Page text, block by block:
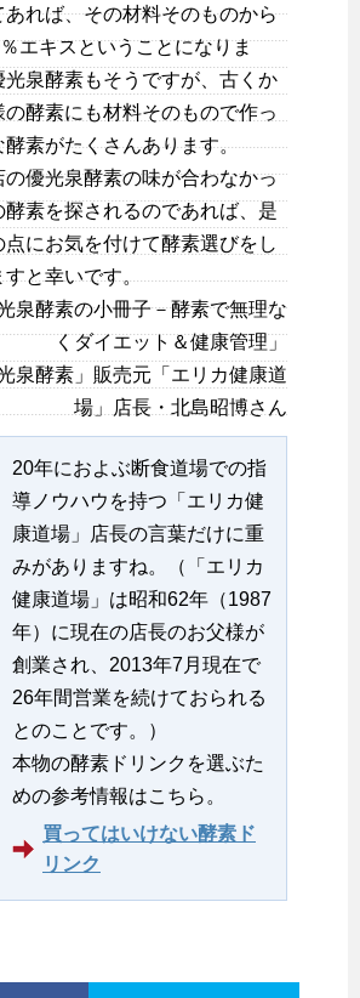
れば、その材料そのものから
エキスということになりま
光泉酵素もそうですが、古くか
の酵素にも材料そのもので作っ
素がたくさんあります。
優光泉酵素の味が合わなかっ
酵素を探されるのであれば、是
にお気を付けて酵素選びをし
すと幸いです。
泉酵素の小冊子－酵素で無理な
くダイエット＆健康管理」
泉酵素」販売元「エリカ健康道
場」店長・北島昭博さん
20年におよぶ断食道場での指
導ノウハウを持つ「エリカ健
康道場」店長の言葉だけに重
みがありますね。（「エリカ
健康道場」は昭和62年（1987
年）に現在の店長のお父様が
創業され、2013年7月現在で
26年間営業を続けておられる
とのことです。）
本物の酵素ドリンクを選ぶた
めの参考情報はこちら。
買ってはいけない酵素ド
リンク